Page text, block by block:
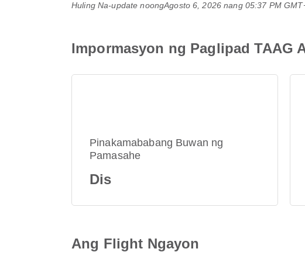
Huling Na-update noongAgosto 6, 2026 nang 05:37 PM
Impormasyon ng Paglipad TAAG
Pinakamababang Buwan ng
Pamasahe
Dis
Ang Flight Ngayon